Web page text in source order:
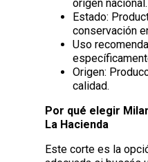
origen nacional.
Estado:
conservación
Uso
Origen:
calidad.
Por qué elegir
La Hacienda
Este corte es la